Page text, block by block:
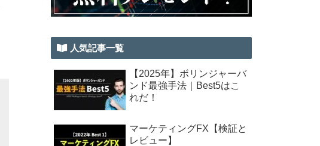
人気記事一覧
【2025年】ボリンジャーバ
ンド最強手法｜Best5はこ
れだ！
マーケティングFX【検証と
レビュー】